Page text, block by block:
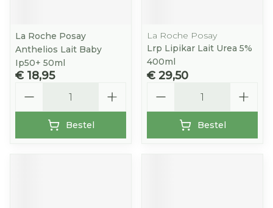
La Roche Posay
Anthelios Lait Baby
Ip50+ 50ml
€ 18,95
Bestel
La Roche Posay
Lrp Lipikar Lait Urea 5%
400ml
€ 29,50
Bestel